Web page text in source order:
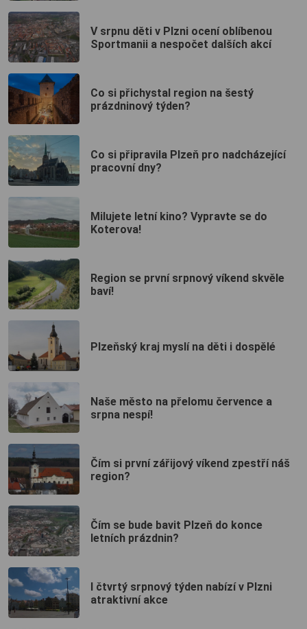
V srpnu děti v Plzni ocení oblíbenou
Sportmanii a nespočet dalších akcí
Co si přichystal region na šestý
prázdninový týden?
Co si připravila Plzeň pro nadcházející
pracovní dny?
Milujete letní kino? Vypravte se do
Koterova!
Region se první srpnový víkend skvěle
baví!
Plzeňský kraj myslí na děti i dospělé
Naše město na přelomu července a
srpna nespí!
Čím si první zářijový víkend zpestří náš
region?
Čím se bude bavit Plzeň do konce
letních prázdnin?
I čtvrtý srpnový týden nabízí v Plzni
atraktivní akce